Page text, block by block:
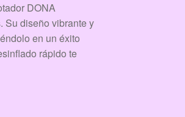
DONA
Su diseño vibrante y
en un éxito
rápido te